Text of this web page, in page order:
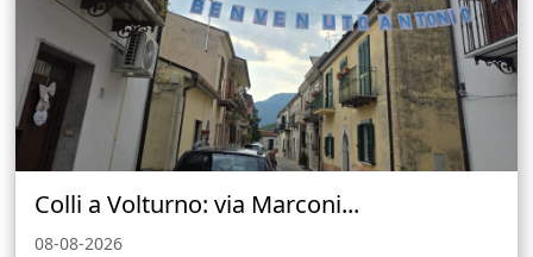
Colli a Volturno: via Marconi...
08-08-2026